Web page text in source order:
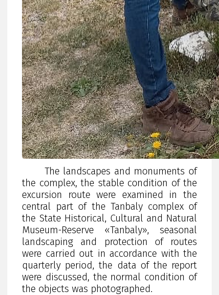
The landscapes and monuments of
the complex, the stable condition of the
excursion route were examined in the
central part of the Tanbaly complex of
the State Historical, Cultural and Natural
Museum-Reserve «Tanbaly», seasonal
landscaping and protection of routes
were carried out in accordance with the
quarterly period, the data of the report
were discussed, the normal condition of
the objects was photographed.